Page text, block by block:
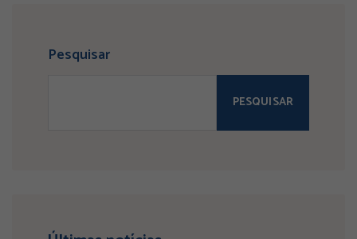
Pesquisar
PESQUISAR